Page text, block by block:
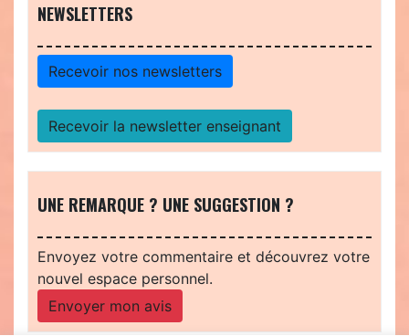
NEWSLETTERS
Recevoir nos newsletters
Recevoir la newsletter enseignant
UNE REMARQUE ? UNE SUGGESTION ?
Envoyez votre commentaire et découvrez votre
nouvel espace personnel.
Envoyer mon avis